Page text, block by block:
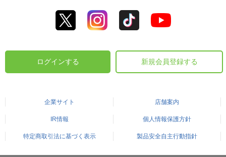
ログインする 新規会員登録する
企業サイト 店舗案内
IR情報 個人情報保護方針
特定商取引法に基づく表示 製品安全自主行動指針